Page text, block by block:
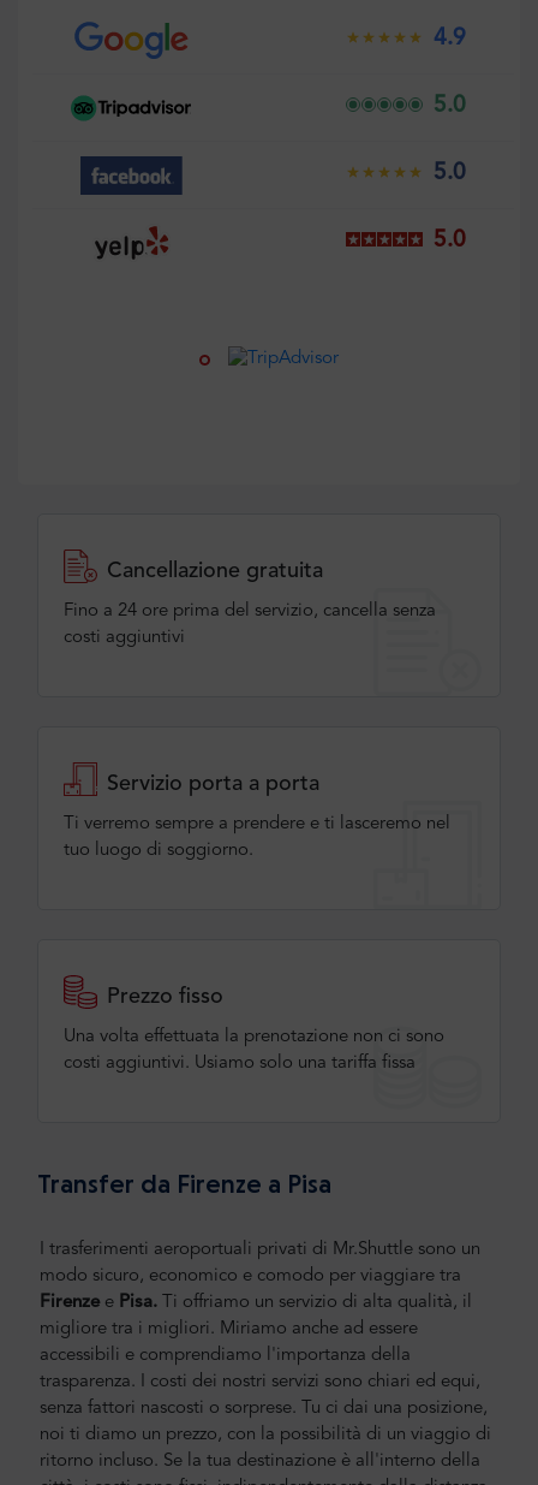
4.9
5.0
5.0
5.0
Cancellazione gratuita
Fino a 24 ore prima del servizio, cancella senza
costi aggiuntivi
Servizio porta a porta
Ti verremo sempre a prendere e ti lasceremo nel
tuo luogo di soggiorno.
Prezzo fisso
Una volta effettuata la prenotazione non ci sono
costi aggiuntivi. Usiamo solo una tariffa fissa
Transfer da Firenze a Pisa
I trasferimenti aeroportuali privati di Mr.Shuttle sono un
modo sicuro, economico e comodo per viaggiare tra
Firenze e Pisa.
Ti offriamo un servizio di alta qualità, il
migliore tra i migliori. Miriamo anche ad essere
accessibili e comprendiamo l'importanza della
trasparenza. I costi dei nostri servizi sono chiari ed equi,
senza fattori nascosti o sorprese. Tu ci dai una posizione,
noi ti diamo un prezzo, con la possibilità di un viaggio di
ritorno incluso. Se la tua destinazione è all'interno della